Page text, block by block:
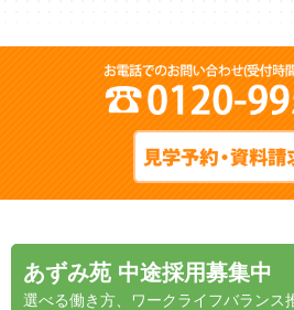
あずみ苑 中途採用募集中
選べる働き方、ワークライフバランス